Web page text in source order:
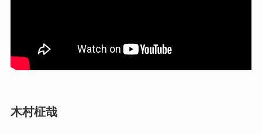
木村柾哉